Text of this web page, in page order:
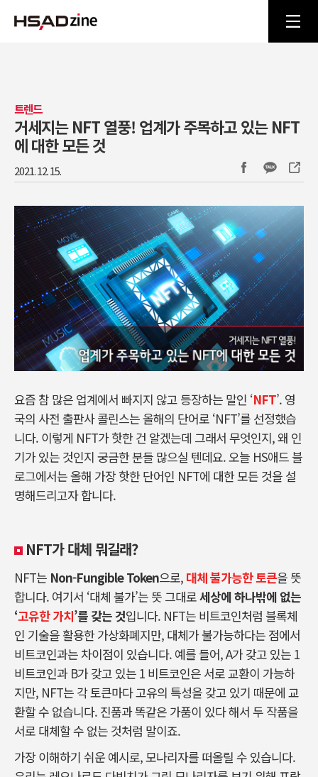
트렌드
거세지는 NFT 열풍! 업계가 주목하고 있는 NFT
에 대한 모든 것
2021. 12. 15.
요즘 참 많은 업계에서 빠지지 않고 등장하는 말인 ‘NFT’. 영
국의 사전 출판사 콜린스는 올해의 단어로 ‘NFT’를 선정했습
니다. 이렇게 NFT가 핫한 건 알겠는데 그래서 무엇인지, 왜 인
기가 있는 것인지 궁금한 분들 많으실 텐데요. 오늘 HS애드 블
로그에서는 올해 가장 핫한 단어인 NFT에 대한 모든 것을 설
명해드리고자 합니다.
NFT가 대체 뭐길래?
NFT는 Non-Fungible Token으로, 대체 불가능한 토큰을 뜻
합니다. 여기서 ‘대체 불가’는 뜻 그대로세상에 하나밖에 없는
‘고유한 가치’를 갖는 것입니다. NFT는 비트코인처럼 블록체
인 기술을 활용한 가상화폐지만, 대체가 불가능하다는 점에서
비트코인과는 차이점이 있습니다. 예를 들어, A가 갖고 있는 1
비트코인과 B가 갖고 있는 1 비트코인은 서로 교환이 가능하
지만, NFT는 각 토큰마다 고유의 특성을 갖고 있기 때문에 교
환할 수 없습니다. 진품과 똑같은 가품이 있다 해서 두 작품을
서로 대체할 수 없는 것처럼 말이죠.
가장 이해하기 쉬운 예시로, 모나리자를 떠올릴 수 있습니다.